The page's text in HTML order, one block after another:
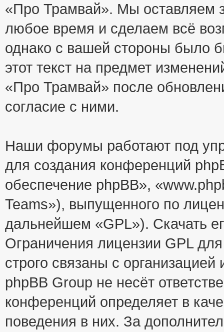
«Про Трамвай». Мы оставляем
любое время и сделаем всё
однако с вашей стороны было
этот текст на предмет
«Про Трамвай» после
согласие с ними.
Наши форумы работают под
для создания конференций
обеспечение phpBB»,
Teams»), выпущенного по
дальнейшем «GPL»). Скачать
Ограничения лицензии GPL
строго связаны с
phpBB Group не несёт
конференций определяет в
поведения в них. За